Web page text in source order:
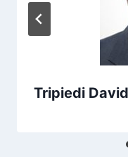
Tripiedi